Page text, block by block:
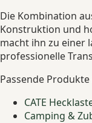
Die Kombination
Konstruktion und
macht ihn zu einer
professionelle
Passende
CATE
Camping &